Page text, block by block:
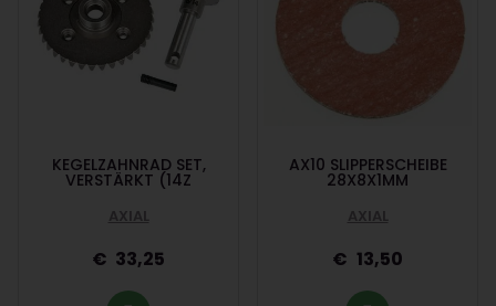
KEGELZAHNRAD SET,
VERSTÄRKT (14Z
AXIAL
33,25
AX10 SLIPPERSCHEIBE
28X8X1MM
AXIAL
13,50